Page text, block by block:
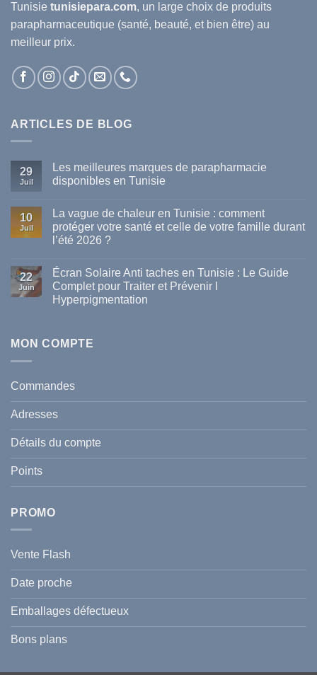
Tunisie tunisiepara.com, un large choix de produits
parapharmaceutique (santé, beauté, et bien être) au
meilleur prix.
ARTICLES DE BLOG
29
Juil
Les meilleures marques de parapharmacie
disponibles en Tunisie
sur
meilleures
marques
disponibles
en
Tunisie
10
Juil
La vague de chaleur en Tunisie : comment
protéger votre santé et celle de votre famille durant
l’été 2026 ?
sur
La
vague
de
comment
et
celle
de
votre
famille
durant
l’été
2026
?
22
Juin
Écran Solaire Anti taches en Tunisie : Le Guide
Complet pour Traiter et Prévenir l
Hyperpigmentation
Écran
Tunisie
Guide
Traiter
Prévenir
MON COMPTE
Commandes
Adresses
Détails du compte
Points
PROMO
Vente Flash
Date proche
Emballages défectueux
Bons plans